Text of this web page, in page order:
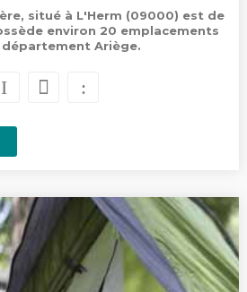
situé à L'Herm (09000) est de
environ 20 emplacements
département Ariège.